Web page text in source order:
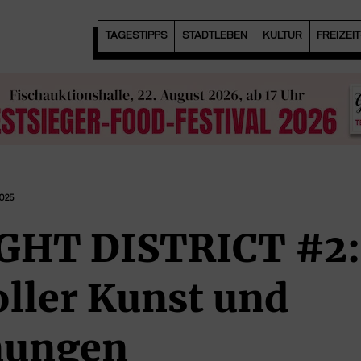
TAGESTIPPS STADTLEBEN KULTUR
DISTRICT
Kunst und